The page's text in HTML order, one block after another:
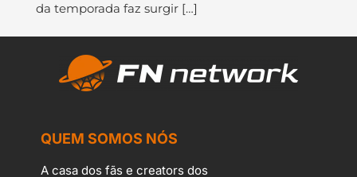
da temporada faz surgir […]
QUEM SOMOS NÓS
A casa dos fãs e creators dos